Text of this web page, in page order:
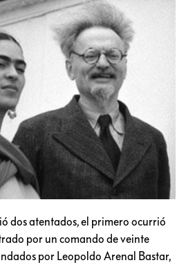
dos atentados, el primero ocurrió
por un comando de veinte
por Leopoldo Arenal Bastar,